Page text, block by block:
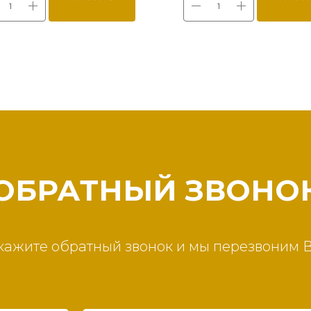
обратный звонок и мы перезвоним